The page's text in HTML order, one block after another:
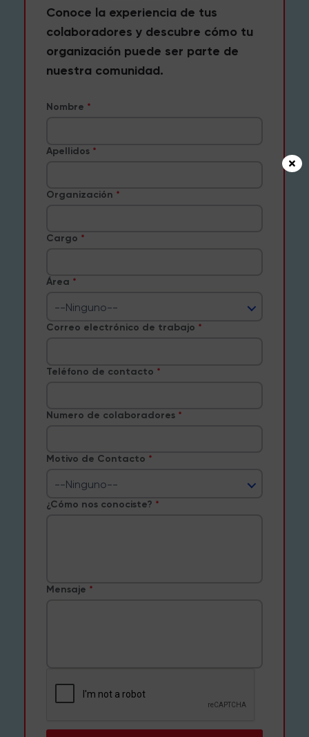
Conoce la experiencia de tus
colaboradores y descubre cómo tu
organización puede ser parte de
nuestra comunidad.
Nombre
Apellidos
Organización
Cargo
Área
--Ninguno--
Correo electrónico de trabajo
Teléfono de contacto
Numero de colaboradores
Motivo de Contacto
--Ninguno--
¿Cómo nos conociste?
Mensaje